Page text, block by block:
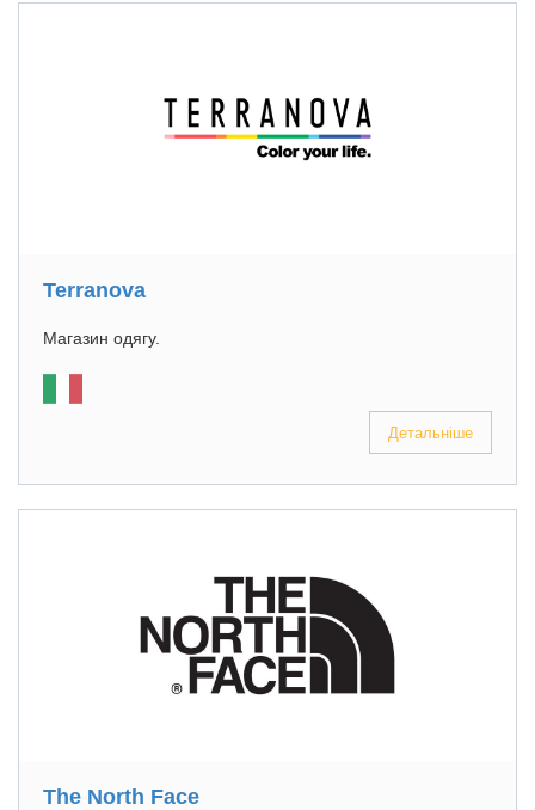
Terranova
Магазин одягу.
Детальніше
The North Face